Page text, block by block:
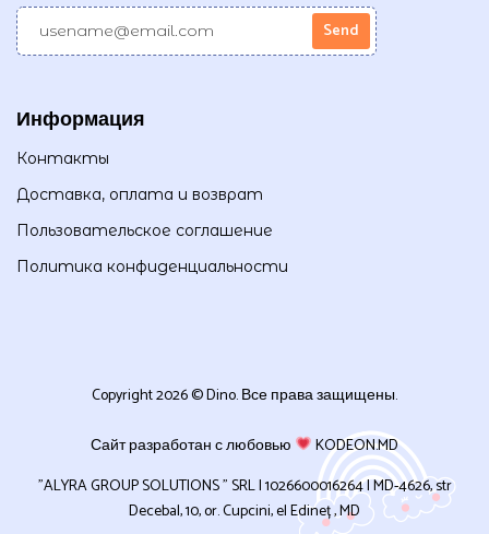
Информация
Контакты
Доставка, оплата и возврат
Пользовательское соглашение
Политика конфиденциальности
Copyright 2026 © Dino. Все права защищены.
Сайт разработан с любовью
KODEON.MD
”ALYRA GROUP SOLUTIONS ” SRL | 1026600016264 | MD-4626, str
Decebal, 10, or. Cupcini, el Edineț , MD